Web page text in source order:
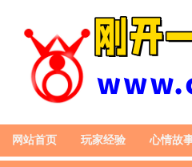
网站首页 玩家经验 心情故